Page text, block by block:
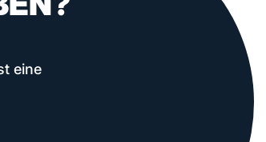
eine